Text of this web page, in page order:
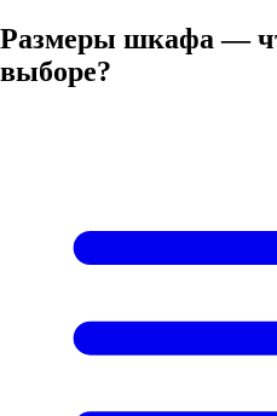
Размеры шкафа —
выборе?